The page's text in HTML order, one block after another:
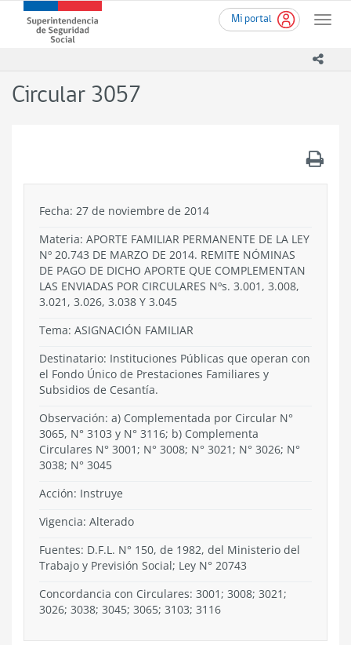
contenido
Mi portal
Toggle
Superintendencia
de
-
Circular 3057
Fecha: 27 de noviembre de 2014
Materia: APORTE FAMILIAR PERMANENTE DE LA LEY
Nº 20.743 DE MARZO DE 2014. REMITE NÓMINAS
DE PAGO DE DICHO APORTE QUE COMPLEMENTAN
LAS ENVIADAS POR CIRCULARES Nºs. 3.001, 3.008,
3.021, 3.026, 3.038 Y 3.045
Tema: ASIGNACIÓN FAMILIAR
Destinatario: Instituciones Públicas que operan con
el Fondo Único de Prestaciones Familiares y
Subsidios de Cesantía.
Observación: a) Complementada por Circular N°
3065, N° 3103 y N° 3116; b) Complementa
Circulares N° 3001; N° 3008; N° 3021; N° 3026; N°
3038; N° 3045
Acción: Instruye
Vigencia: Alterado
Fuentes: D.F.L. N° 150, de 1982, del Ministerio del
Trabajo y Previsión Social; Ley N° 20743
Concordancia con Circulares: 3001; 3008; 3021;
3026; 3038; 3045; 3065; 3103; 3116